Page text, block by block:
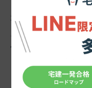
不動産業界は、扱う
ルマを達成するのは
保険業界と同様、
基
業種